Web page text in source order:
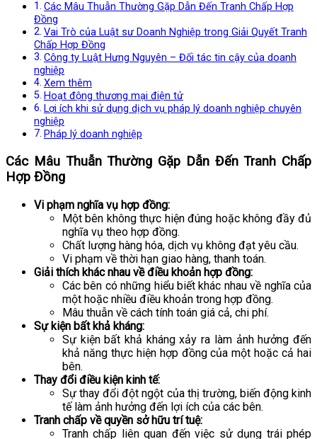
Các Mâu Thuẫn Thường Gặp Dẫn Đến Tranh Chấp Hợp
Đồng
Vai Trò của Luật sư Doanh Nghiệp trong Giải Quyết Tranh
Chấp Hợp Đồng
Công ty Luật Hưng Nguyên – Đối tác tin cậy của doanh
nghiệp
Xem thêm
Hoạt động thương mại điện tử
Lợi ích khi sử dụng dịch vụ pháp lý doanh nghiệp chuyên
nghiệp
Pháp lý doanh nghiệp
Các Mâu Thuẫn Thường Gặp Dẫn Đến Tranh Chấp
Hợp Đồng
Vi phạm nghĩa vụ hợp đồng:
Một bên không thực hiện đúng hoặc không đầy đủ
nghĩa vụ theo hợp đồng.
Chất lượng hàng hóa, dịch vụ không đạt yêu cầu.
Vi phạm về thời hạn giao hàng, thanh toán.
Giải thích khác nhau về điều khoản hợp đồng:
Các bên có những hiểu biết khác nhau về nghĩa của
một hoặc nhiều điều khoản trong hợp đồng.
Mâu thuẫn về cách tính toán giá cả, chi phí.
Sự kiện bất khả kháng:
Sự kiện bất khả kháng xảy ra làm ảnh hưởng đến
khả năng thực hiện hợp đồng của một hoặc cả hai
bên.
Thay đổi điều kiện kinh tế:
Sự thay đổi đột ngột của thị trường, biến động kinh
tế làm ảnh hưởng đến lợi ích của các bên.
Tranh chấp về quyền sở hữu trí tuệ:
Tranh chấp liên quan đến việc sử dụng trái phép